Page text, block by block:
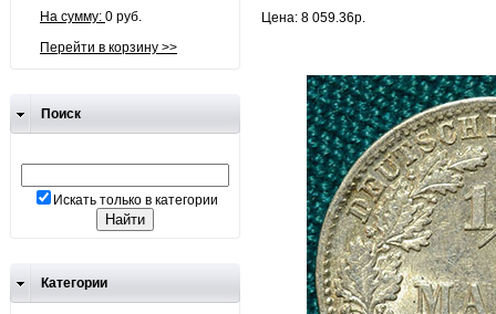
На сумму: 0 руб.
Перейти в корзину >>
Поиск
Искать только в категории
Категории
Цена: 8 059.36р.